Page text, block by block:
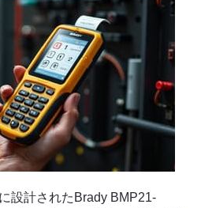
設計されたBrady BMP21-